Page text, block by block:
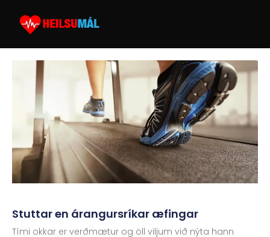
Stuttar en árangursríkar æfingar
Tími okkar er verðmætur og öll viljum við nýta hann